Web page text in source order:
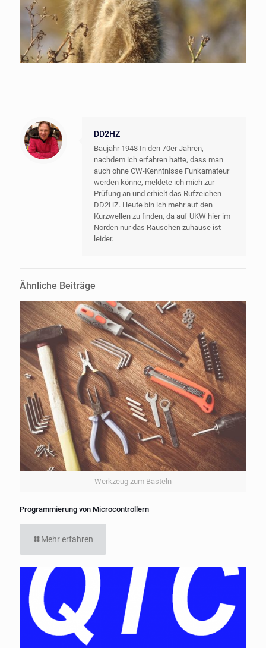
DD2HZ
Baujahr 1948 In den 70er Jahren,
nachdem ich erfahren hatte, dass man
auch ohne CW-Kenntnisse Funkamateur
werden könne, meldete ich mich zur
Prüfung an und erhielt das Rufzeichen
DD2HZ. Heute bin ich mehr auf den
Kurzwellen zu finden, da auf UKW hier im
Norden nur das Rauschen zuhause ist -
leider.
Ähnliche Beiträge
Werkzeug zum Basteln
Programmierung von Microcontrollern
Mehr erfahren